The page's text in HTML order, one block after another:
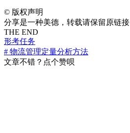
© 版权声明
分享是一种美德，转载请保留原链接
THE END
形考任务
# 物流管理定量分析方法
文章不错？点个赞呗